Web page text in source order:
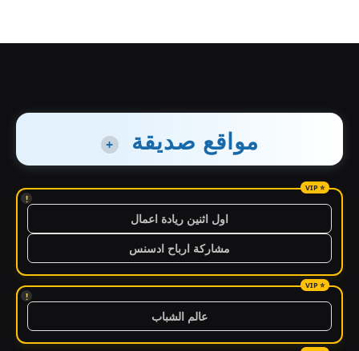
مواقع صديقة +
!
اول اثنين ريادة اعمال
مشاركة ارباح ادسنس
!
عالم الشباب